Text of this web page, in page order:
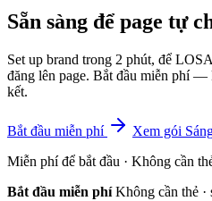
Sẵn sàng để page tự
Set up brand trong 2 phút, để
đăng lên page. Bắt đầu miễn phí —
kết.
Bắt đầu miễn phí
Xem gói
Miễn phí để bắt đầu · Không cần
Bắt đầu miễn phíKhông cần thẻ ·